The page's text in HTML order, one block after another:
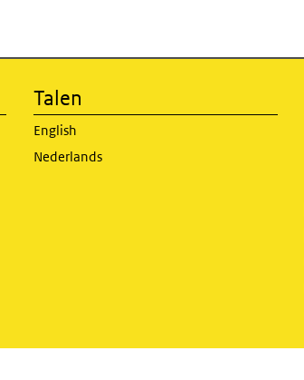
Talen
English
Nederlands